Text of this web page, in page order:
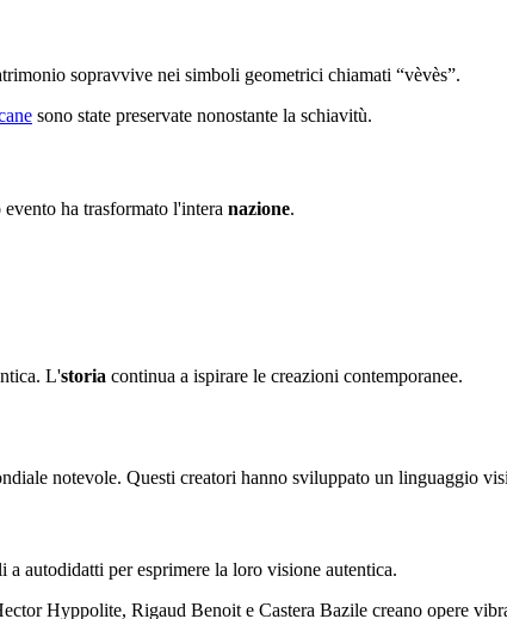
sopravvive nei simboli geometrici chiamati “vèvès”.
sono state preservate nonostante la schiavitù.
ha trasformato l'intera nazione.
L'storia continua a ispirare le creazioni contemporanee.
notevole. Questi creatori hanno sviluppato un linguaggio
autodidatti per esprimere la loro visione autentica.
Hyppolite, Rigaud Benoit e Castera Bazile creano opere